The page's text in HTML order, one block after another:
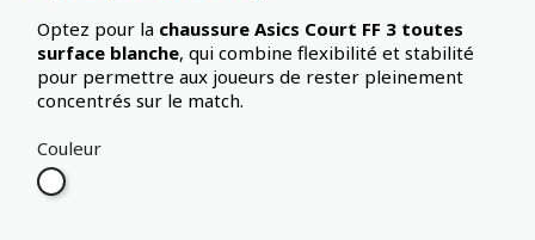
Optez pour la chaussure Asics Court FF 3 toutes
surface blanche, qui combine flexibilité et stabilité
pour permettre aux joueurs de rester pleinement
concentrés sur le match.
Couleur
Blanc